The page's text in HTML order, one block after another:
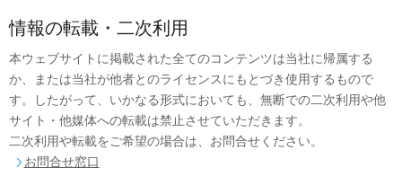
情報の転載・二次利用
本ウェブサイトに掲載された全てのコンテンツは当社に帰属する
か、または当社が他者とのライセンスにもとづき使用するもので
す。したがって、いかなる形式においても、無断での二次利用や他
サイト・他媒体への転載は禁止させていただきます。
二次利用や転載をご希望の場合は、お問合せください。
 お問合せ窓口